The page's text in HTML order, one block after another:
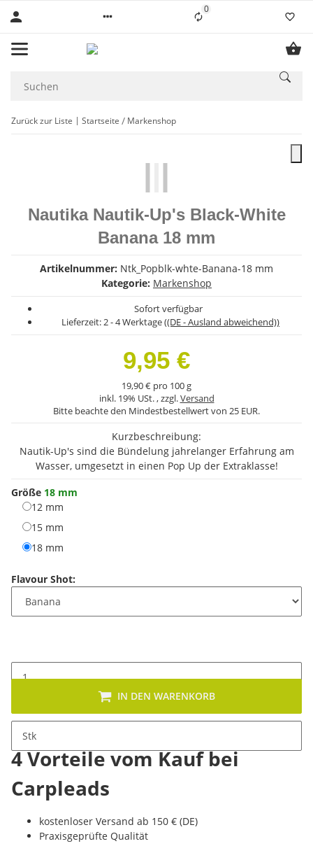
0Liste ist leer
Zurück zur Liste Startseite Markenshop
Nautika Nautik-Up's Black-White
Banana 18 mm
Artikelnummer: Ntk_Popblk-whte-Banana-18 mm
Kategorie: Markenshop
Sofort verfügbar
Lieferzeit:2 - 4 Werktage((DE - Ausland abweichend))
9,95 €
19,90 € pro 100 g
inkl. 19% USt. , zzgl.Versand
Bitte beachte den Mindestbestellwert von 25 EUR.
Kurzbeschreibung:
Nautik-Up's sind die Bündelung jahrelanger Erfahrung am
Wasser, umgesetzt in einen Pop Up der Extraklasse!
Größe 18 mm
12 mm
15 mm
18 mm
Flavour Shot:
Stk
IN DEN WARENKORB
4 Vorteile vom Kauf bei
Carpleads
kostenloser Versand ab 150 € (DE)
Praxisgeprüfte Qualität